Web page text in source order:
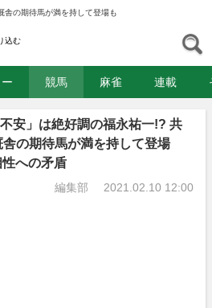
舎の期待馬が満を持して登場も
込む
競馬 麻雀 連載
安」は絶好調の福永祐一!? 共
の期待馬が満を持して登場
への矛盾
編集部 2021.02.10 12:00